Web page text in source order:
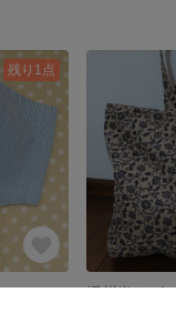
残り1点
播州織りビ